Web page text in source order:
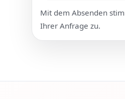
Mit dem Absenden
Ihrer Anfrage zu.